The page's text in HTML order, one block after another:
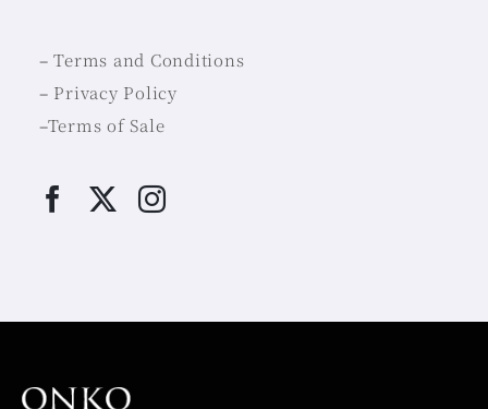
–Terms and Conditions
– Privacy Policy
–Terms of Sale